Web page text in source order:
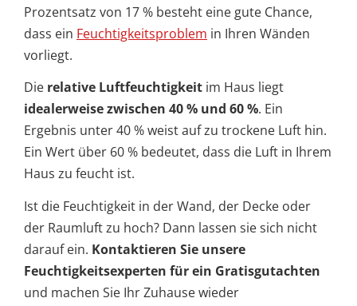
Prozentsatz von 17 % besteht eine gute Chance,
dass ein Feuchtigkeitsproblem in Ihren Wänden
vorliegt.
Die relative Luftfeuchtigkeit im Haus liegt
idealerweise zwischen 40 % und 60 %. Ein
Ergebnis unter 40 % weist auf zu trockene Luft hin.
Ein Wert über 60 % bedeutet, dass die Luft in Ihrem
Haus zu feucht ist.
Ist die Feuchtigkeit in der Wand, der Decke oder
der Raumluft zu hoch? Dann lassen sie sich nicht
darauf ein. Kontaktieren Sie unsere
Feuchtigkeitsexperten für ein Gratisgutachten
und machen Sie Ihr Zuhause wieder